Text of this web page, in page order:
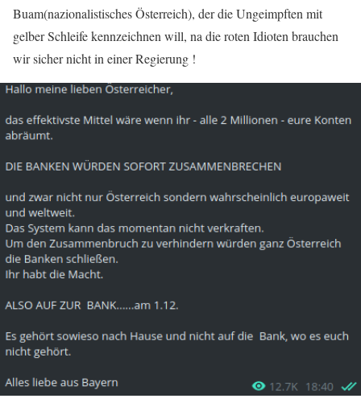
Buam(nazionalistisches Österreich), der die Ungeimpften mit
gelber Schleife kennzeichnen will, na die roten Idioten brauchen
wir sicher nicht in einer Regierung !